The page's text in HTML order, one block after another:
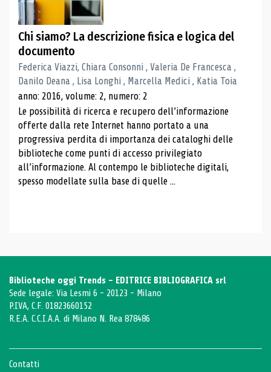
Chi siamo? La descrizione fisica e logica del
documento
Federica Viazzi, Chiara Consonni , Valeria De Francesca ,
Danilo Deana , Lisa Longhi , Marcella Medici , Katia Toia
anno: 2016, volume: 2, numero: 2
Le possibilità di ricerca e recupero dell’informazione
offerte dalla rete Internet hanno portato a una
progressiva perdita di importanza dei cataloghi delle
biblioteche come punti di accesso privilegiato
all’informazione. Al contempo le biblioteche digitali,
spesso modellate sulla base di quelle ...
Biblioteche oggi Trends - EDITRICE BIBLIOGRAFICA srl
Sede legale: Via Lesmi 6 - 20123 - Milano
P.IVA, C.F. 01823660152
R.E.A. C.C.I.A.A. di Milano N. Rea 878486
Contatti